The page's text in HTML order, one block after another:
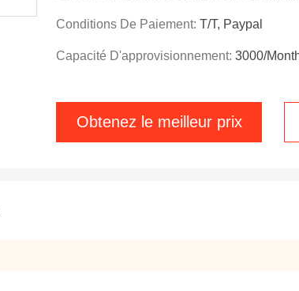
Conditions De Paiement: T/T, Paypal
Capacité D'approvisionnement: 3000/
Obtenez le meilleur prix